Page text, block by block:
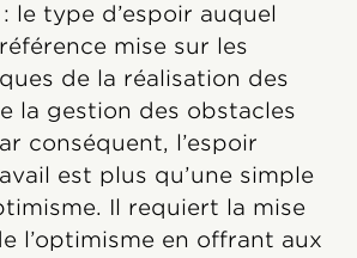
le type d’espoir auquel
mise sur les
de la réalisation des
la gestion des obstacles
conséquent, l’espoir
est plus qu’une simple
Il requiert la mise
l’optimisme en offrant aux